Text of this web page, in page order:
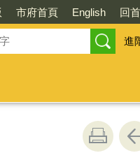
市府首頁 English 回
進